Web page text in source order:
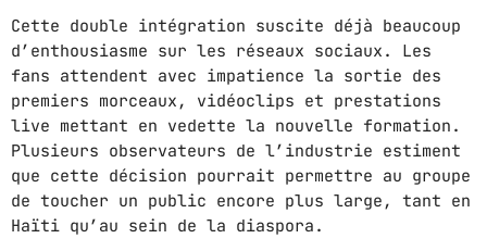
MUSIC CHART
1 GWOG MWEN
KHASH
2 TELEPHONE
BAMBY & GENEZIO
Cette double intégration suscite déjà beaucoup
d’enthousiasme sur les réseaux sociaux. Les
fans attendent avec impatience la sortie des
premiers morceaux, vidéoclips et prestations
live mettant en vedette la nouvelle formation.
Plusieurs observateurs de l’industrie estiment
que cette décision pourrait permettre au groupe
de toucher un public encore plus large, tant en
Haïti qu’au sein de la diaspora.